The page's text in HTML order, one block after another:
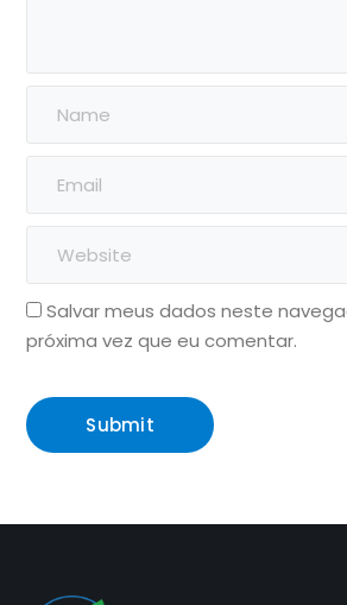
Salvar meus dados neste
próxima vez que eu comentar.